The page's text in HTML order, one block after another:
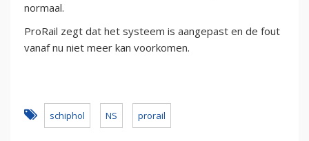
normaal.
ProRail zegt dat het systeem is aangepast en de fout
vanaf nu niet meer kan voorkomen.
schiphol NS prorail